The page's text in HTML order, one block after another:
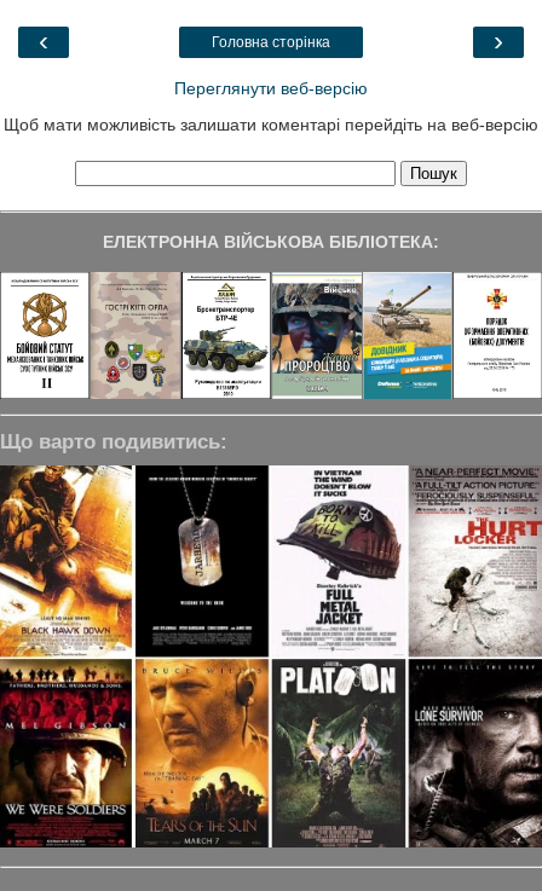
o
a
‹ ›
Головна сторінка
Переглянути веб-версію
Щоб мати можливість залишати коментарі перейдіть на веб-версію
ЕЛЕКТРОННА ВІЙСЬКОВА БІБЛІОТЕКА:
Що варто подивитись: